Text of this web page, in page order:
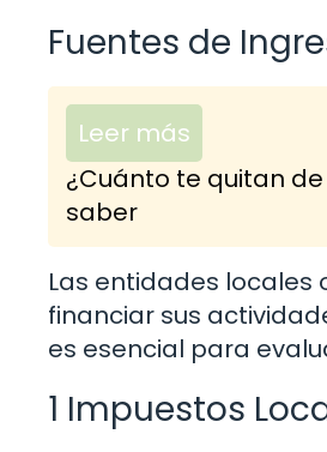
Fuentes de
Leer más
¿Cuánto te quitan
saber
Las entidades locales
financiar sus
es esencial para
1 Impuestos